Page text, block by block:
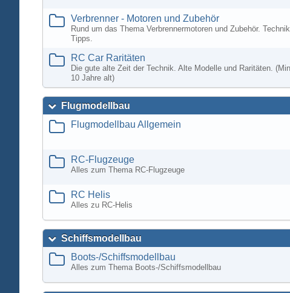
Verbrenner - Motoren und Zubehör
Rund um das Thema Verbrennermotoren und Zubehör.
Tipps.
RC Car Raritäten
Die gute alte Zeit der Technik. Alte Modelle und Raritäten.
10 Jahre alt)
Flugmodellbau
Flugmodellbau Allgemein
RC-Flugzeuge
Alles zum Thema RC-Flugzeuge
RC Helis
Alles zu RC-Helis
Schiffsmodellbau
Boots-/Schiffsmodellbau
Alles zum Thema Boots-/Schiffsmodellbau